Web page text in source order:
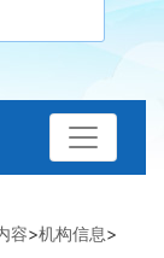
容>机构信息>